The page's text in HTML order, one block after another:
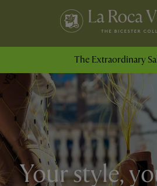
The Extraordinary
Your style,